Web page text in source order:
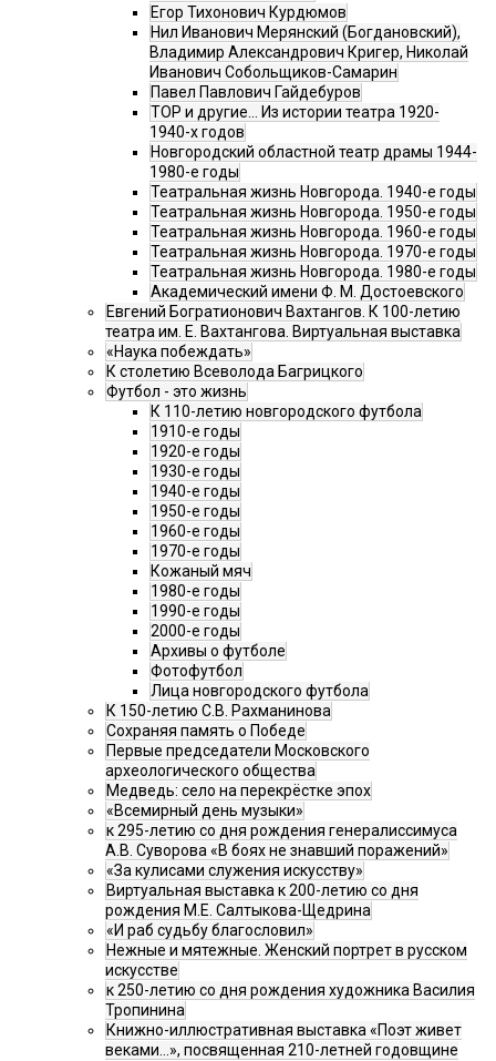
Егор Тихонович Курдюмов
Нил Иванович Мерянский (Богдановский),
Владимир Александрович Кригер, Николай
Иванович Собольщиков-Самарин
Павел Павлович Гайдебуров
ТОР и другие… Из истории театра 1920-
1940-х годов
Новгородский областной театр драмы 1944-
1980-е годы
Театральная жизнь Новгорода. 1940-е годы
Театральная жизнь Новгорода. 1950-е годы
Театральная жизнь Новгорода. 1960-е годы
Театральная жизнь Новгорода. 1970-е годы
Театральная жизнь Новгорода. 1980-е годы
Академический имени Ф. М. Достоевского
Евгений Богратионович Вахтангов. К 100-летию
театра им. Е. Вахтангова. Виртуальная выставка
«Наука побеждать»
К столетию Всеволода Багрицкого
Футбол - это жизнь
К 110-летию новгородского футбола
1910-е годы
1920-е годы
1930-е годы
1940-е годы
1950-е годы
1960-е годы
1970-е годы
Кожаный мяч
1980-е годы
1990-е годы
2000-е годы
Архивы о футболе
Фотофутбол
Лица новгородского футбола
К 150-летию С.В. Рахманинова
Сохраняя память о Победе
Первые председатели Московского
археологического общества
Медведь: село на перекрёстке эпох
«Всемирный день музыки»
к 295-летию со дня рождения генералиссимуса
А.В. Суворова «В боях не знавший поражений»
«За кулисами служения искусству»
Виртуальная выставка к 200-летию со дня
рождения М.Е. Салтыкова-Щедрина
«И раб судьбу благословил»
Нежные и мятежные. Женский портрет в русском
искусстве
к 250-летию со дня рождения художника Василия
Тропинина
Книжно-иллюстративная выставка «Поэт живет
веками…», посвященная 210-летней годовщине